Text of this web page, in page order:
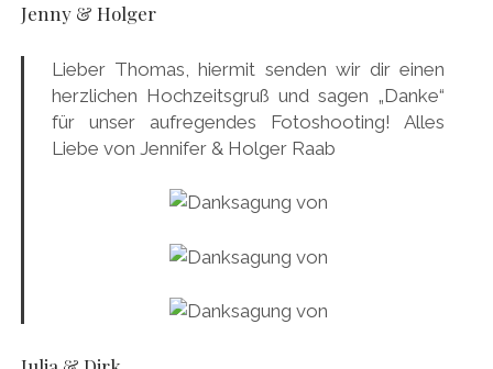
Jenny & Holger
Lieber Thomas, hiermit senden wir dir einen
herzlichen Hochzeitsgruß und sagen „Danke“
für unser aufregendes Fotoshooting! Alles
Liebe von Jennifer & Holger Raab